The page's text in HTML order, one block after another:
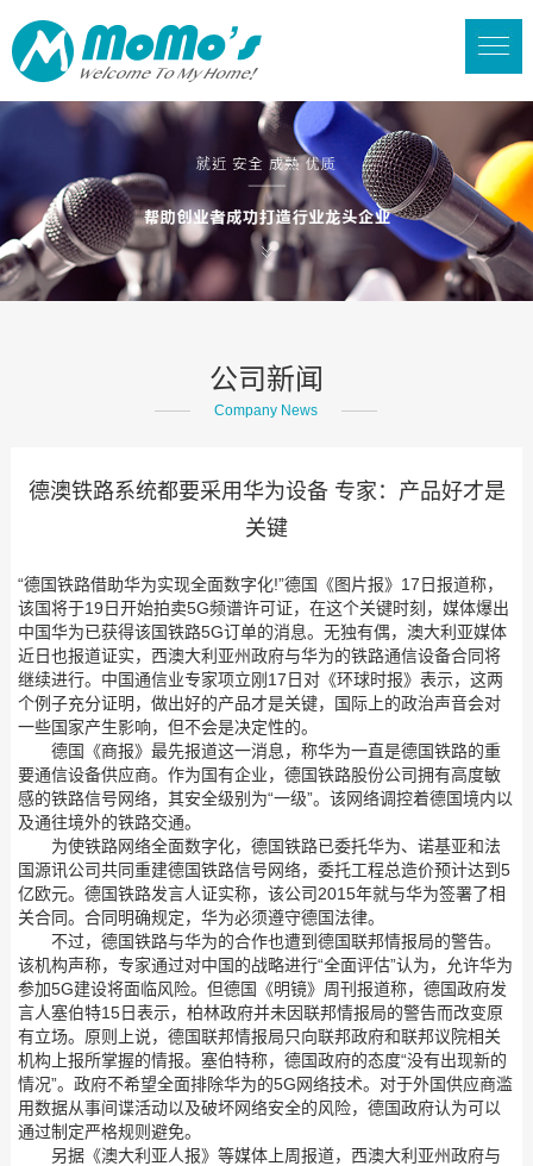
公司新闻
Company News
德澳铁路系统都要采用华为设备 专家：产品好才是
关键
“德国铁路借助华为实现全面数字化!”德国《图片报》17日报道称，
该国将于19日开始拍卖5G频谱许可证，在这个关键时刻，媒体爆出
中国华为已获得该国铁路5G订单的消息。无独有偶，澳大利亚媒体
近日也报道证实，西澳大利亚州政府与华为的铁路通信设备合同将
继续进行。中国通信业专家项立刚17日对《环球时报》表示，这两
个例子充分证明，做出好的产品才是关键，国际上的政治声音会对
一些国家产生影响，但不会是决定性的。
德国《商报》最先报道这一消息，称华为一直是德国铁路的重
要通信设备供应商。作为国有企业，德国铁路股份公司拥有高度敏
感的铁路信号网络，其安全级别为“一级”。该网络调控着德国境内以
及通往境外的铁路交通。
为使铁路网络全面数字化，德国铁路已委托华为、诺基亚和法
国源讯公司共同重建德国铁路信号网络，委托工程总造价预计达到5
亿欧元。德国铁路发言人证实称，该公司2015年就与华为签署了相
关合同。合同明确规定，华为必须遵守德国法律。
不过，德国铁路与华为的合作也遭到德国联邦情报局的警告。
该机构声称，专家通过对中国的战略进行“全面评估”认为，允许华为
参加5G建设将面临风险。但德国《明镜》周刊报道称，德国政府发
言人塞伯特15日表示，柏林政府并未因联邦情报局的警告而改变原
有立场。原则上说，德国联邦情报局只向联邦政府和联邦议院相关
机构上报所掌握的情报。塞伯特称，德国政府的态度“没有出现新的
情况”。政府不希望全面排除华为的5G网络技术。对于外国供应商滥
用数据从事间谍活动以及破坏网络安全的风险，德国政府认为可以
通过制定严格规则避免。
另据《澳大利亚人报》等媒体上周报道，西澳大利亚州政府与